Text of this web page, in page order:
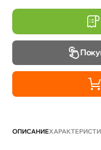
ОПИСАНИЕ